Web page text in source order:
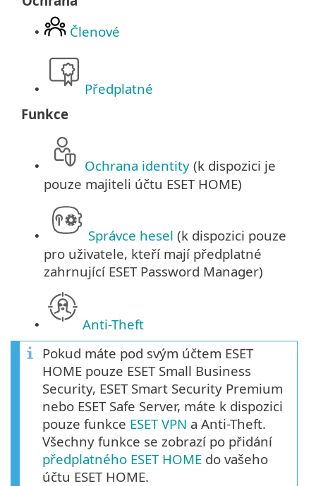
• Členové
•
Předplatné
Funkce
• Ochrana identity (k dispozici je
pouze majiteli účtu ESET HOME)
• Správce hesel (k dispozici pouze
pro uživatele, kteří mají předplatné
zahrnující ESET Password Manager)
•
Anti-Theft
Pokud máte pod svým účtem ESET
HOME pouze ESET Small Business
Security, ESET Smart Security Premium
nebo ESET Safe Server, máte k dispozici
pouze funkce ESET VPN a Anti-Theft.
Všechny funkce se zobrazí po přidání
předplatného ESET HOME do vašeho
účtu ESET HOME.